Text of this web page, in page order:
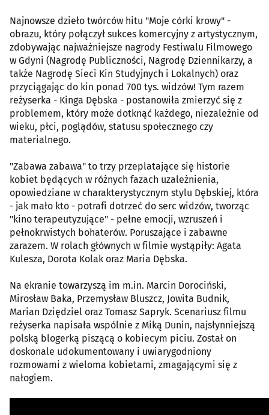
Najnowsze dzieło twórców hitu "Moje córki krowy" -
obrazu, który połączył sukces komercyjny z artystycznym,
zdobywając najważniejsze nagrody Festiwalu Filmowego
w Gdyni (Nagrodę Publiczności, Nagrodę Dziennikarzy, a
także Nagrodę Sieci Kin Studyjnych i Lokalnych) oraz
przyciągając do kin ponad 700 tys. widzów! Tym razem
reżyserka - Kinga Dębska - postanowiła zmierzyć się z
problemem, który może dotknąć każdego, niezależnie od
wieku, płci, poglądów, statusu społecznego czy
materialnego.
"Zabawa zabawa" to trzy przeplatające się historie
kobiet będących w różnych fazach uzależnienia,
opowiedziane w charakterystycznym stylu Dębskiej, która
- jak mało kto - potrafi dotrzeć do serc widzów, tworząc
"kino terapeutyzujące" - pełne emocji, wzruszeń i
pełnokrwistych bohaterów. Poruszające i zabawne
zarazem. W rolach głównych w filmie wystąpiły: Agata
Kulesza, Dorota Kolak oraz Maria Dębska.
Na ekranie towarzyszą im m.in. Marcin Dorociński,
Mirosław Baka, Przemysław Bluszcz, Jowita Budnik,
Marian Dziędziel oraz Tomasz Sapryk. Scenariusz filmu
reżyserka napisała wspólnie z Miką Dunin, najsłynniejszą
polską blogerką piszącą o kobiecym piciu. Został on
doskonale udokumentowany i uwiarygodniony
rozmowami z wieloma kobietami, zmagającymi się z
nałogiem.